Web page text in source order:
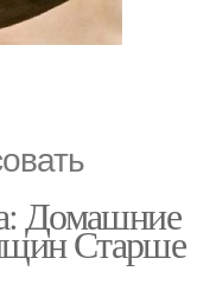
Домашние
Старше